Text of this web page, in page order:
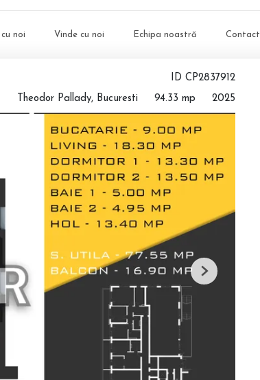
noi Vinde cu noi Echipa noastră Contact
ID CP2837912
Theodor Pallady, Bucuresti 94.33 mp 2025
Next